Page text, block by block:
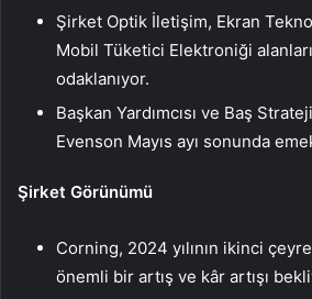
Şirket Optik İletişim, Ekran
Mobil Tüketici Elektroniği
odaklanıyor.
Başkan Yardımcısı ve Baş
Evenson Mayıs ayı sonunda
Şirket Görünümü
Corning, 2024 yılının ikinci
önemli bir artış ve kâr artışı